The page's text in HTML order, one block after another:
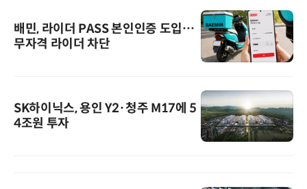
배민, 라이더 PASS 본인인증 도입…
무자격 라이더 차단
SK하이닉스, 용인 Y2·청주 M17에 5
4조원 투자